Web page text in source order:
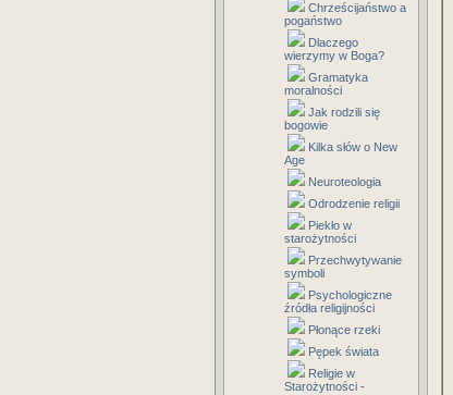
Chrześcijaństwo a
pogaństwo
Dlaczego
wierzymy w Boga?
Gramatyka
moralności
Jak rodzili się
bogowie
Kilka słów o New
Age
Neuroteologia
Odrodzenie religii
Piekło w
starożytności
Przechwytywanie
symboli
Psychologiczne
źródła religijności
Płonące rzeki
Pępek świata
Religie w
Starożytności -